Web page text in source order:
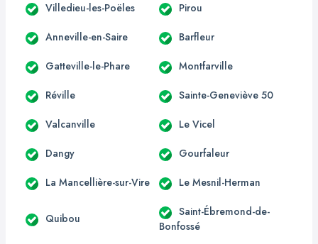
Villedieu-les-Poëles Pirou
Anneville-en-Saire Barfleur
Gatteville-le-Phare Montfarville
Réville Sainte-Geneviève 50
Valcanville Le Vicel
Dangy Gourfaleur
La Mancellière-sur-Vire Le Mesnil-Herman
Quibou
Saint-Ébremond-de-
Bonfossé